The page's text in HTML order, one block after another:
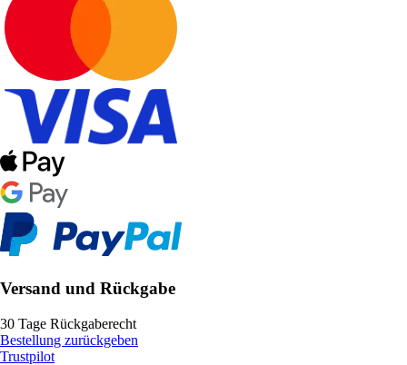
Versand und Rückgabe
30 Tage Rückgaberecht
Bestellung zurückgeben
Trustpilot